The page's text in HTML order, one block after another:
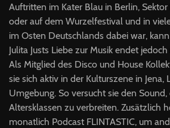
Auftritten im Kater Blau in Berlin,
oder auf dem Wurzelfestival und in
im Osten Deutschlands dabei war,
Julita Justs Liebe zur Musik endet
Als Mitglied des Disco und House
sie sich aktiv in der Kulturszene in Jena,
Umgebung. So versucht sie den
Altersklassen zu verbreiten. Zusätzlich
monatlich Podcast FLINTASTIC, um